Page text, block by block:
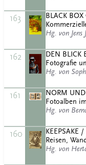
163
BLACK BOX
Hg. von Jens
162
DEN BLICK
Fotografie
Hg. von
161
NORM
Fotoalben
Hg. von
160
KEEPSAKE
Reisen,
Hg. von